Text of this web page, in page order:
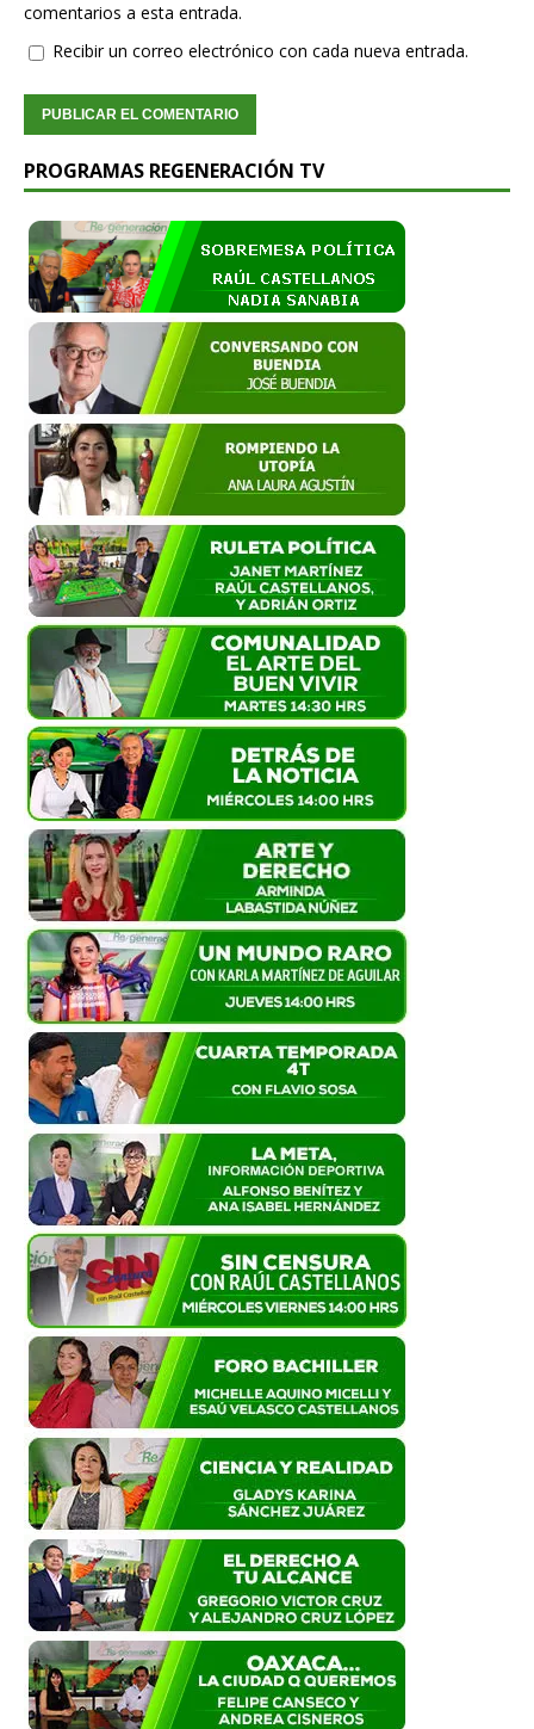
comentarios a esta entrada.
Recibir un correo electrónico con cada nueva entrada.
PROGRAMAS REGENERACIÓN TV